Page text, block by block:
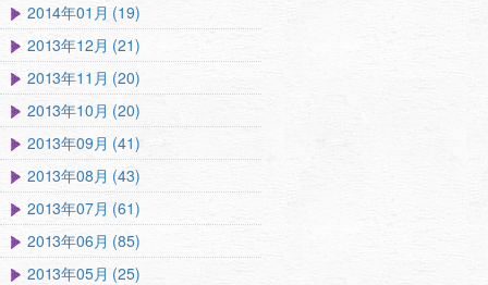
2014年01月 (19)
2013年12月 (21)
2013年11月 (20)
2013年10月 (20)
2013年09月 (41)
2013年08月 (43)
2013年07月 (61)
2013年06月 (85)
2013年05月 (25)